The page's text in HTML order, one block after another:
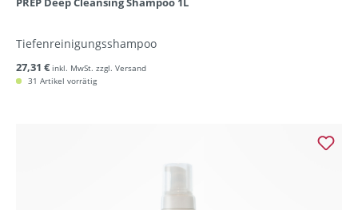
Tiefenreinigungsshampoo
27,31 € inkl. MwSt. zzgl. Versand
31 Artikel vorrätig